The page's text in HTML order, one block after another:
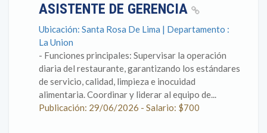
ASISTENTE DE GERENCIA
Ubicación: Santa Rosa De Lima | Departamento :
La Union
- Funciones principales: Supervisar la operación
diaria del restaurante, garantizando los estándares
de servicio, calidad, limpieza e inocuidad
alimentaria. Coordinar y liderar al equipo de...
Publicación: 29/06/2026 - Salario: $700